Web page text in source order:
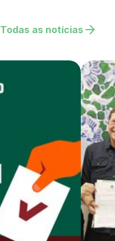
Todas as notícias arrow_forward